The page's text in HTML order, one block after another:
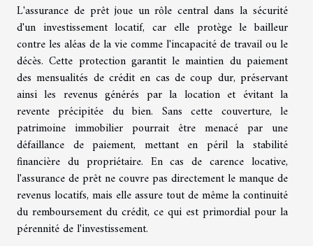
L'assurance de prêt joue un rôle central dans la sécurité
d'un investissement locatif, car elle protège le bailleur
contre les aléas de la vie comme l'incapacité de travail ou le
décès. Cette protection garantit le maintien du paiement
des mensualités de crédit en cas de coup dur, préservant
ainsi les revenus générés par la location et évitant la
revente précipitée du bien. Sans cette couverture, le
patrimoine immobilier pourrait être menacé par une
défaillance de paiement, mettant en péril la stabilité
financière du propriétaire. En cas de carence locative,
l'assurance de prêt ne couvre pas directement le manque de
revenus locatifs, mais elle assure tout de même la continuité
du remboursement du crédit, ce qui est primordial pour la
pérennité de l'investissement.